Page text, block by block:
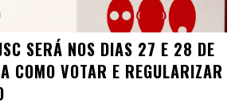
SERÁ NOS DIAS 27 E 28 DE
COMO VOTAR E REGULARIZAR